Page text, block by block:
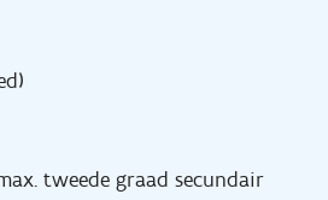
tweede graad secundair